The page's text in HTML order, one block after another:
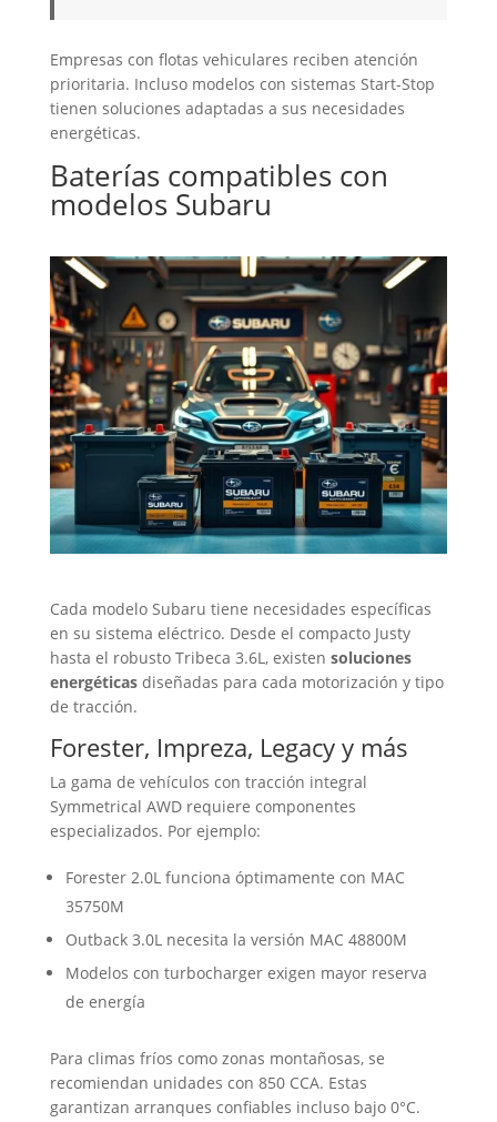
Empresas con flotas vehiculares reciben atención
prioritaria. Incluso modelos con sistemas Start-Stop
tienen soluciones adaptadas a sus necesidades
energéticas.
Bateríascompatibles con
modelos Subaru
Cada modelo Subaru tiene necesidades específicas
en su sistema eléctrico. Desde el compacto Justy
hasta el robusto Tribeca 3.6L, existen soluciones
energéticasdiseñadas para cada motorización y tipo
de tracción.
Forester, Impreza, Legacy y más
La gama de vehículos con tracción integral
Symmetrical AWD requiere componentes
especializados. Por ejemplo:
Forester 2.0L funciona óptimamente con MAC
35750M
Outback 3.0L necesita la versión MAC 48800M
Modelos con turbocharger exigen mayor reserva
de energía
Para climas fríos como zonas montañosas, se
recomiendan unidades con 850 CCA. Estas
garantizan arranques confiables incluso bajo 0°C.